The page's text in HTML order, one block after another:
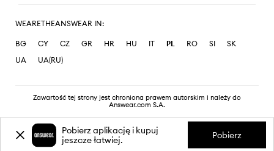
WEARETHEANSWEAR IN:
BG CY CZ GR HR HU IT PL RO SI
SK
UA
UA(RU)
Zawartość tej strony jest chroniona prawem autorskim i należy do
Answear.com S.A.
Pobierz aplikację i kupuj
jeszcze łatwiej.
Pobierz